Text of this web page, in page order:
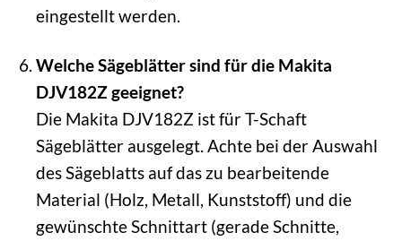
eingestellt werden.
Welche Sägeblätter sind für die Makita
DJV182Z geeignet?
Die Makita DJV182Z ist für T-Schaft
Sägeblätter ausgelegt. Achte bei der Auswahl
des Sägeblatts auf das zu bearbeitende
Material (Holz, Metall, Kunststoff) und die
gewünschte Schnittart (gerade Schnitte,